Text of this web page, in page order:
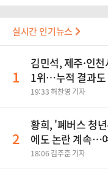
실시간 인기뉴스
1
김민석, 제주·인
1위…누적 결과도
19:33 허찬영 기자
2
황희, '폐버스 청
에도 논란 계속…
불' 비판
18:06 김주훈 기자